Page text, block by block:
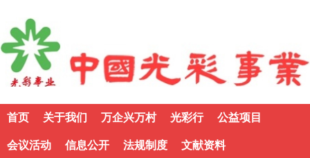
首页 关于我们 万企兴万村 光彩行 公益项目
会议活动 信息公开 法规制度 文献资料